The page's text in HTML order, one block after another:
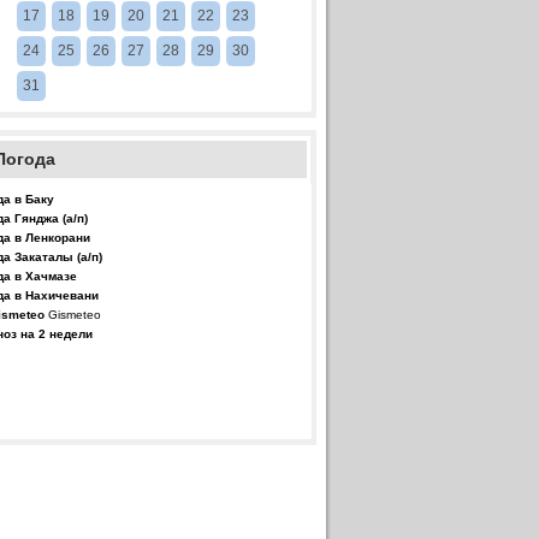
17 18 19 20 21 22 23
24 25 26 27 28 29 30
31
в Баку
Гянджа (а/п)
в Ленкорани
Закаталы (а/п)
в Хачмазе
в Нахичевани
Gismeteo
на 2 недели